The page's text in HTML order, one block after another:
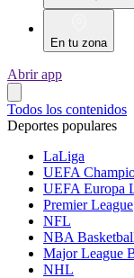
En tu zona
Abrir app
Todos los contenidos
Deportes populares
LaLiga
UEFA
UEFA Europa
Premier League
NFL
NBA
Major League
NHL